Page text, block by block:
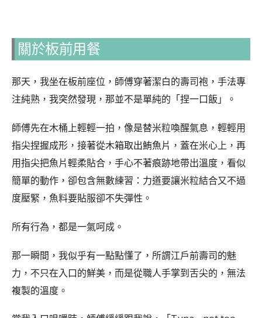
關於板前用餐
那天，我坐在板前座位，師傅穿著潔白的壽司袍，手法專
注純熟，我突然發現，那並不是單純的「捏一口飯」。
師傅先在木桶上輕輕一拍，像是替米粒喚醒氣息，輕輕用
指尖捏握成形，接著從木箱取出鮪魚片，蓋在米心上，再
用指尖把魚片輕柔貼合，手心不著痕跡地帶出溫度，看似
簡單的動作，卻包含無數練習：力道要讓米粒結合又不過
度壓緊，魚料要貼服卻不失彈性。
所有行為，都是一氣呵成。
那一瞬間，我似乎有一點點懂了，所謂江戶前壽司的魅
力，不只在入口的鮮美，而是從職人手掌到舌尖的，無法
複製的溫度。